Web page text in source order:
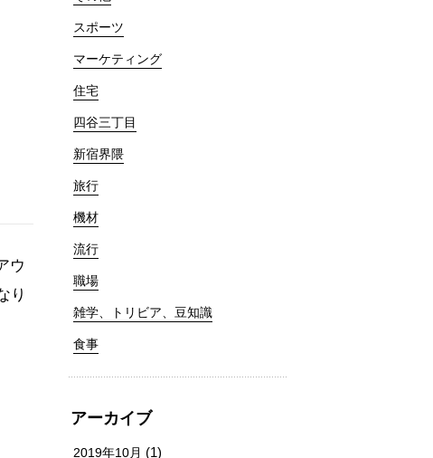
ウ
り
スポーツ
マーケティング
住宅
四谷三丁目
新宿界隈
旅行
機材
流行
職場
雑学、トリビア、豆知識
食事
アーカイブ
2019年10月 (1)